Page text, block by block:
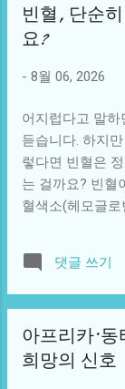
으로 인해 쇼크
할 일: 지혈 열상
혈을 멈추는 것
부위를 직접 압
무 약하지 않게
이 멈추지 않으
능성이 큽니다.
다시 10분 이상
맥출혈은 특히
면 즉시 119에
떼어내면 재출혈
혈이 어느 정도
나 오염물질을
빈혈, 단순
요?
- 8월 06, 2026
어지럽다고 말
듣습니다. 하지
렇다면 빈혈은
는 걸까요? 빈혈
혈색소(헤모글로
택배 기사가 부
니다. 그래서 피
가건강정보포털
성보다 약 4배 높
년 14.2%로 증가
댓글 쓰기
아프리카·
희망의 신호